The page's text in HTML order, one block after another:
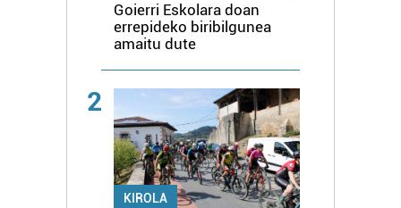
Goierri Eskolara doan
errepideko biribilgunea
amaitu dute
2
KIROLA